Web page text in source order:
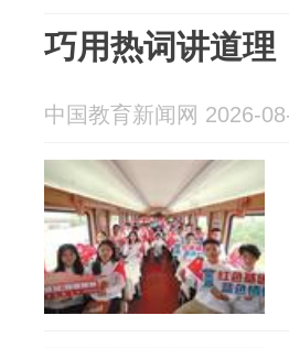
巧用热词讲道理
中国教育新闻网 2026-